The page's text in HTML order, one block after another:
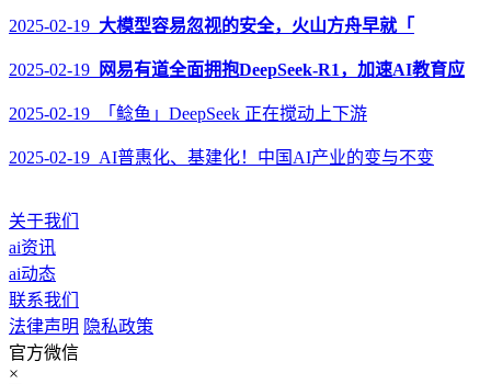
2025-02-19 大模型容易忽视的安全，火山方舟早就「
2025-02-19 网易有道全面拥抱DeepSeek-R1，加速AI教育应
2025-02-19 「鲶鱼」DeepSeek 正在搅动上下游
2025-02-19 AI普惠化、基建化！中国AI产业的变与不变
关于我们
ai资讯
ai动态
联系我们
法律声明 隐私政策
官方微信
×